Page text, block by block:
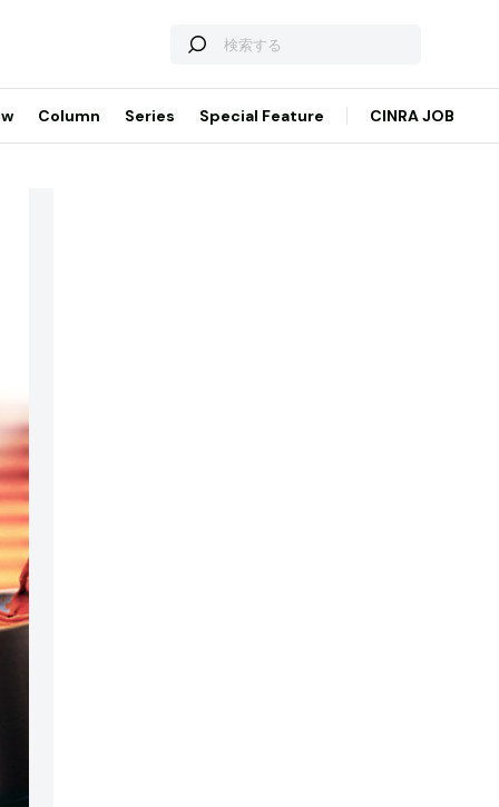
Column Series Special Feature CINRA JOB